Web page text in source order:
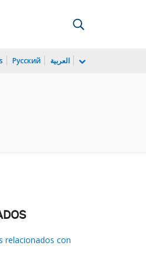
Русский العربية
relacionados con